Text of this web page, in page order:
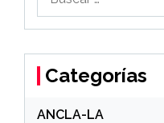
Categorías
ANCLA-LA